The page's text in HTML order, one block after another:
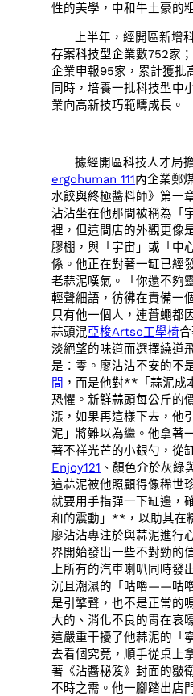
性的美學，中和牛土豪的
上半年，經開區新增
存案科技型企業數752家
企業申報95家，累計獲批
同時，培養一批科技型中
業向高新技巧範疇成長。
據經開區科技人才局
ergohuman 111內企業鄭
水餃與終極醬料師》第一
沾沾坐在他那間被稱為「
裡，但這間店的外觀更像
膠棚，與「宇宙」或「中
係。他正在對著一缸已經
老蒜泥嘆氣。「你還不夠
輕聲細語，彷彿在責備一
只有他一個人，連蒼蠅都
蒜頭混亞梭Artso工學椅
淡絕望的味道而選擇繞道
是：零。廖沾沾不安的不
間 ，而是他對**「蒜泥
恐懼。新鮮蒜頭每公斤的
漲，如果再這樣下去，他
泥」將難以為繼。他拿著
著不祥光芒的小銀勺，從
Enjoy121 、顏色介於灰綠
這蒜泥被他照顧得像稀世
就要用手指彈一下缸邊，
和的震動」**，以助其在
廖沾沾專注於與蒜泥進行
界開始發出一些不對勁的
上所有的汽車喇叭同時發
沉且潮濕的「咕嚕——咕
是引擎聲，也不是正常的
大的、消化不良的胃在哀
這嚴重干擾了他蒜泥的「
去看個究竟，順手從桌上
著《沾醬秘笈》封面的皺
不時之需。他一腳踏出店